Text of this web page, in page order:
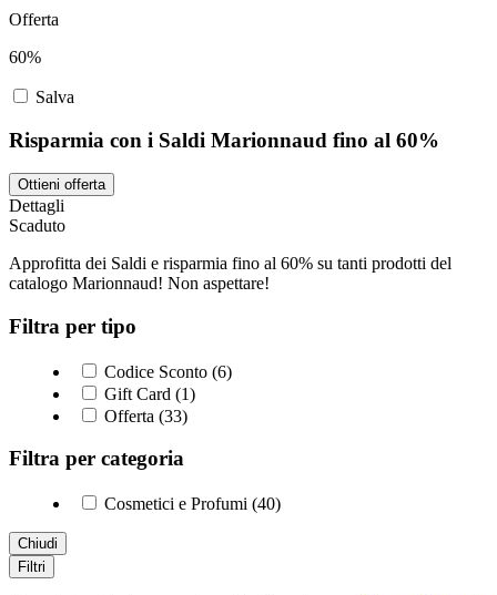
Offerta
60%
Salva
Risparmia con i Saldi Marionnaud fino al 60%
Ottieni offerta
Dettagli
Scaduto
Approfitta dei Saldi e risparmia fino al 60% su tanti prodotti del
catalogo Marionnaud! Non aspettare!
Filtra per tipo
Codice Sconto (6)
Gift Card (1)
Offerta (33)
Filtra per categoria
Cosmetici e Profumi (40)
Chiudi
Filtri